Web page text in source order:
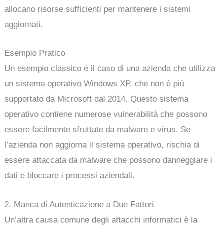
allocano risorse sufficienti per mantenere i sistemi
aggiornati.
Esempio Pratico
Un esempio classico è il caso di una azienda che utilizza
un sistema operativo Windows XP, che non è più
supportato da Microsoft dal 2014. Questo sistema
operativo contiene numerose vulnerabilità che possono
essere facilmente sfruttate da malware e virus. Se
l’azienda non aggiorna il sistema operativo, rischia di
essere attaccata da malware che possono danneggiare i
dati e bloccare i processi aziendali.
2. Manca di Autenticazione a Due Fattori
Un’altra causa comune degli attacchi informatici è la